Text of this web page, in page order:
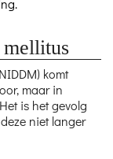
mellitus
komt
maar in
is het gevolg
niet langer